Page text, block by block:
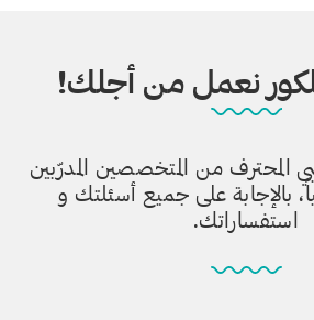
نعمل من أجلك!
المحترف من المتخصصين المدرّبين
بالإجابة على جميع أسئلتك و
استفساراتك.